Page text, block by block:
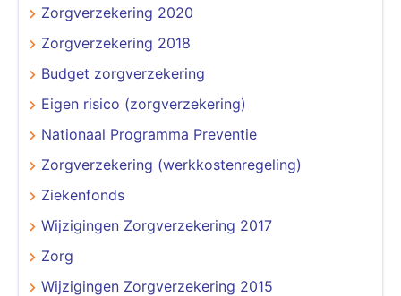
Zorgverzekering 2020
Zorgverzekering 2018
Budget zorgverzekering
Eigen risico (zorgverzekering)
Nationaal Programma Preventie
Zorgverzekering (werkkostenregeling)
Ziekenfonds
Wijzigingen Zorgverzekering 2017
Zorg
Wijzigingen Zorgverzekering 2015